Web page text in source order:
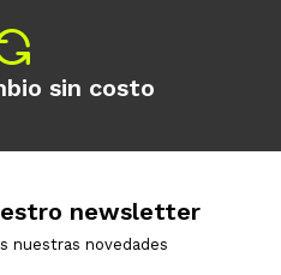
sin costo
newsletter
nuestras novedades